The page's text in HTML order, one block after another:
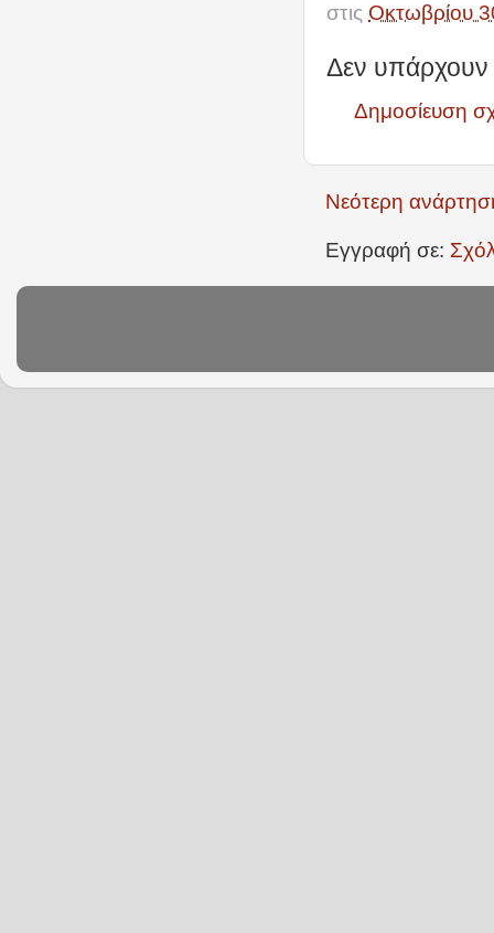
στις Οκτωβρίου
Δεν υπάρχουν
Δημοσίευση
Νεότερη
Εγγραφή σε: